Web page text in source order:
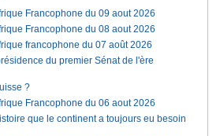
Francophone du 09 aout 2026
Francophone du 08 aout 2026
francophone du 07 août 2026
du premier Sénat de l'ère
?
Francophone du 06 aout 2026
que le continent a toujours eu besoin